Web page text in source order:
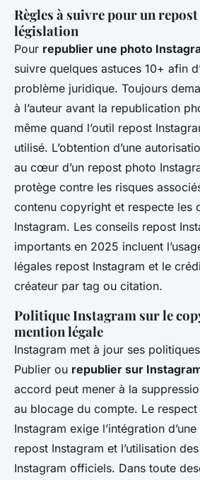
Règles à suivre pour un
législation
Pour republier une photo
suivre quelques astuces 10+ afin
problème juridique. Toujours
à l’auteur avant la republication
même quand l’outil repost
utilisé. L’obtention d’une
au cœur d’un repost photo
protège contre les risques
contenu copyright et respecte les
Instagram. Les conseils repost
importants en 2025 incluent
légales repost Instagram et le
créateur par tag ou citation.
Politique Instagram sur le
mention légale
Instagram met à jour ses
Publier ou republier sur
accord peut mener à la
au blocage du compte. Le
Instagram exige l’intégration
repost Instagram et l’utilisation
Instagram officiels. Dans toute